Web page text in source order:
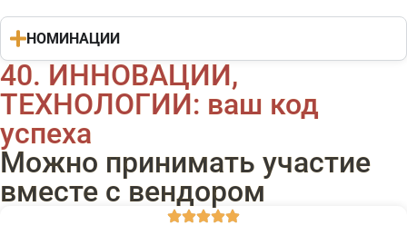
НОМИНАЦИИ
40. ИННОВАЦИИ,
ТЕХНОЛОГИИ: ваш код
успеха
Можно принимать участие
вместе с вендором